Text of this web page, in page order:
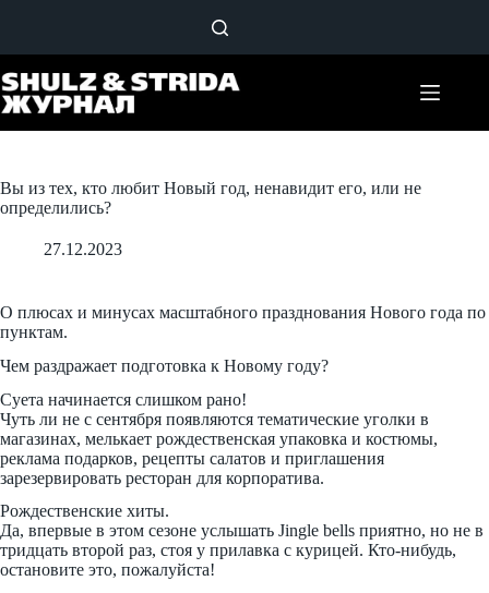
Вы из тех, кто любит Новый год, ненавидит его, или не
определились?
27.12.2023
О плюсах и минусах масштабного празднования Нового года по
пунктам.
Чем раздражает подготовка к Новому году?
Суета начинается слишком рано!
Чуть ли не с сентября появляются тематические уголки в
магазинах, мелькает рождественская упаковка и костюмы,
реклама подарков, рецепты салатов и приглашения
зарезервировать ресторан для корпоратива.
Рождественские хиты.
Да, впервые в этом сезоне услышать Jingle bells приятно, но не в
тридцать второй раз, стоя у прилавка с курицей. Кто-нибудь,
остановите это, пожалуйста!